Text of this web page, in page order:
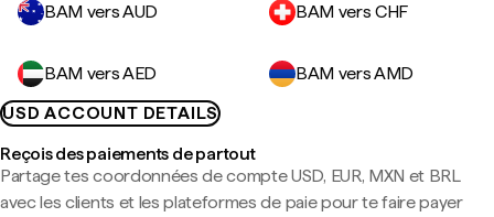
BAM vers AUD BAM vers CHF
BAM vers AED
BAM vers AMD
USD ACCOUNT DETAILS
Reçois des paiements de partout
Partage tes coordonnées de compte USD, EUR, MXN et BRL
avec les clients et les plateformes de paie pour te faire payer